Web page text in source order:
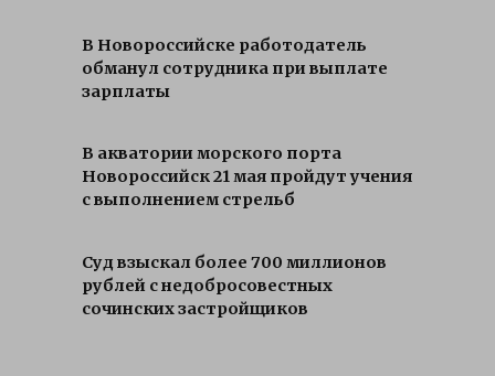
В Новороссийске работодатель
обманул сотрудника при выплате
зарплаты
В акватории морского порта
Новороссийск 21 мая пройдут учения
с выполнением стрельб
Суд взыскал более 700 миллионов
рублей с недобросовестных
сочинских застройщиков